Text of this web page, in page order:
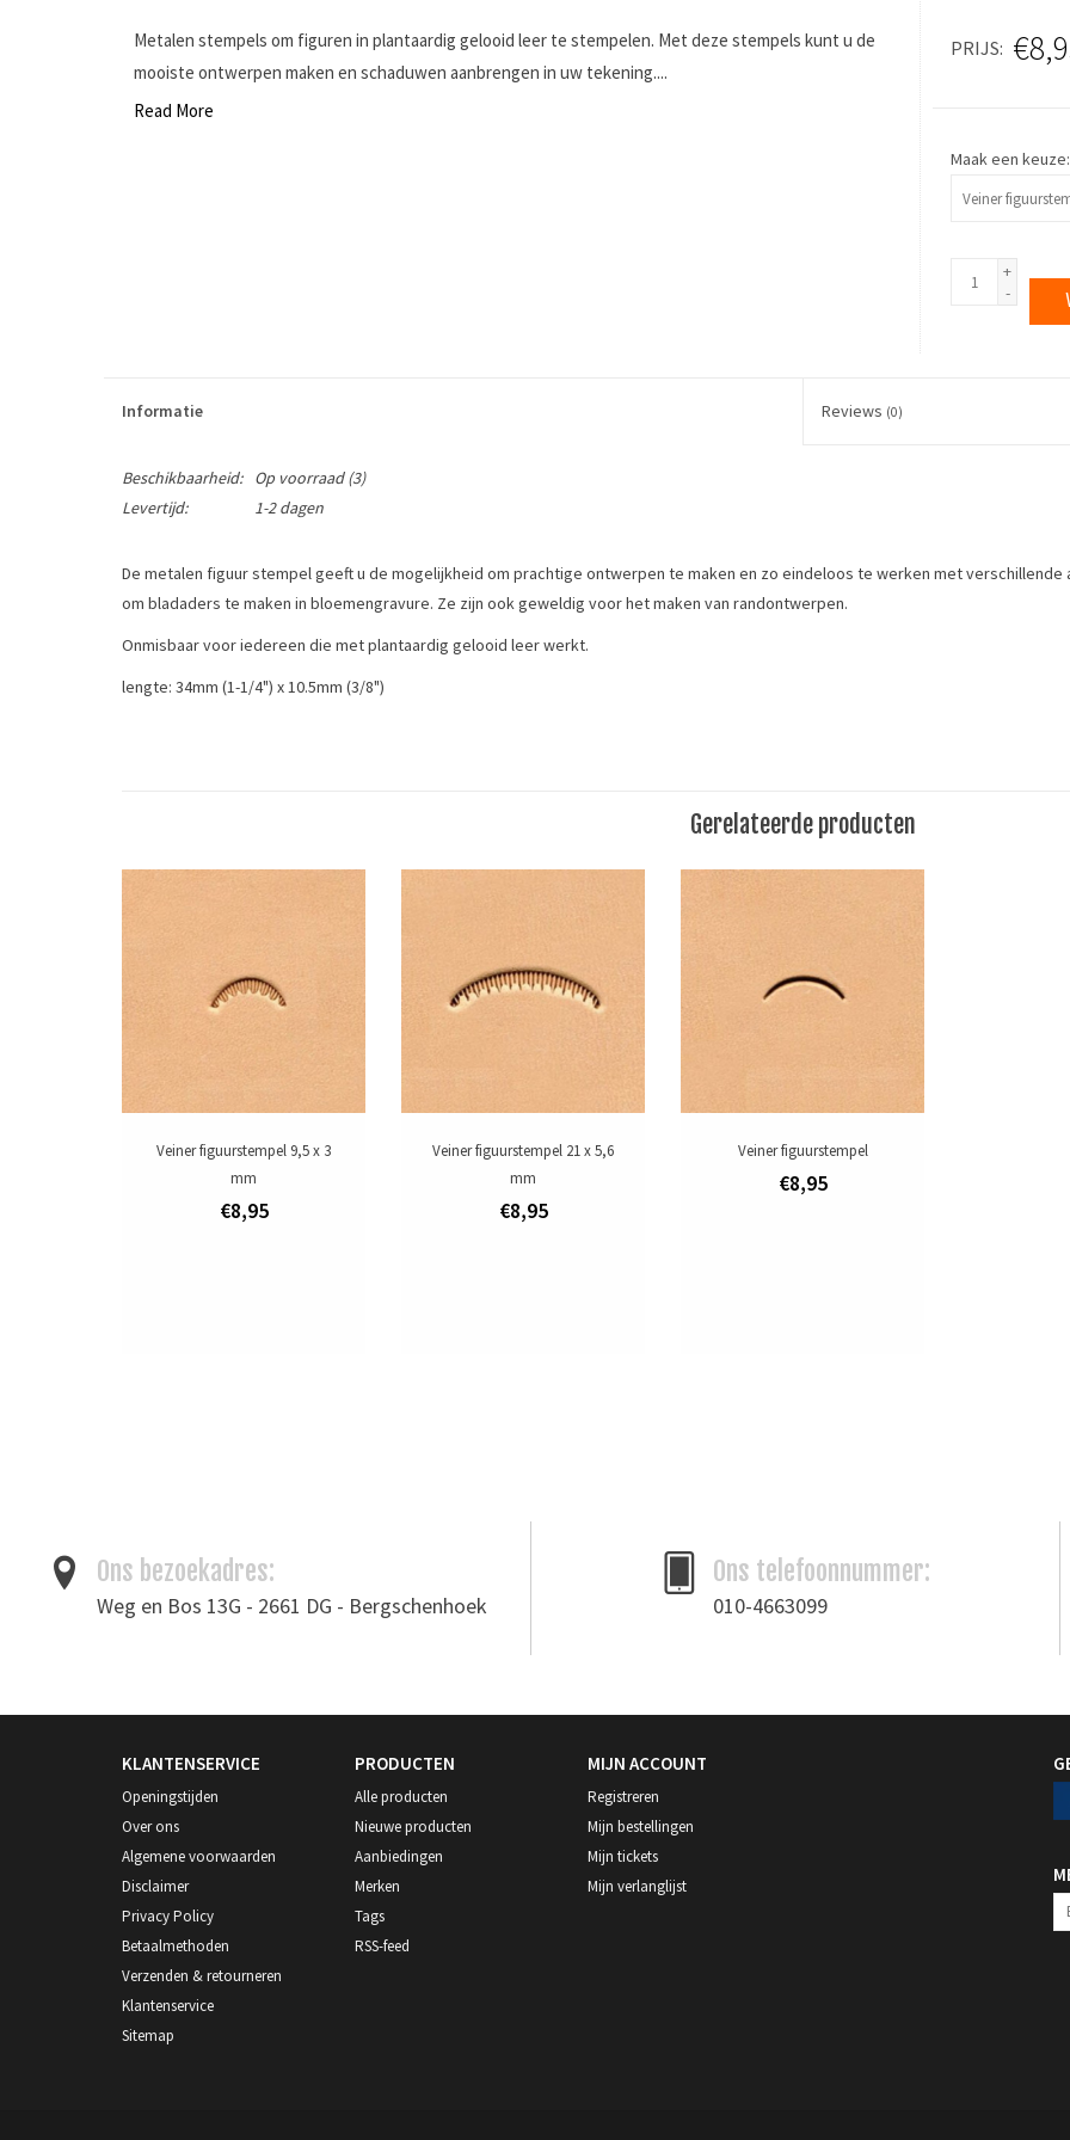
PRIJS
Maak een keuze:
+
-
Metalen stempels om figuren in plantaardig gelooid leer te stempelen. Met deze stempels kunt u de
mooiste ontwerpen maken en schaduwen aanbrengen in uw tekening....
Read More
Informatie Reviews (0)
Beschikbaarheid: Op voorraad(3)
Levertijd:
1-2 dagen
De metalen figuur stempel geeft u de mogelijkheid om prachtige ontwerpen te maken en zo eindeloos te werken met
om bladaders te maken in bloemengravure. Ze zijn ook geweldig voor het maken van randontwerpen.
Onmisbaar voor iedereen die met plantaardig gelooid leer werkt.
lengte: 34mm (1-1/4") x 10.5mm (3/8")
Merk
Gerelateerde producten
Veiner figuurstempel 9,5 x 3
mm
€8,95
Veiner figuurstempel 21 x 5,6
mm
€8,95
Veiner figuurstempel
€8,95
Ons bezoekadres:
Weg en Bos 13G - 2661 DG - Bergschenhoek
Ons telefoonnummer:
010-4663099
KLANTENSERVICE
Openingstijden
Over ons
Algemene voorwaarden
Disclaimer
Privacy Policy
Betaalmethoden
Verzenden & retourneren
Klantenservice
Sitemap
PRODUCTEN
Alle producten
Nieuwe producten
Aanbiedingen
Merken
Tags
RSS-feed
MIJN ACCOUNT
Registreren
Mijn bestellingen
Mijn tickets
Mijn verlanglijst